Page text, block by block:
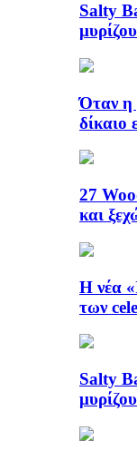
Salty
Όταν η
δίκαιο
27
και
Η νέα
των
Salty